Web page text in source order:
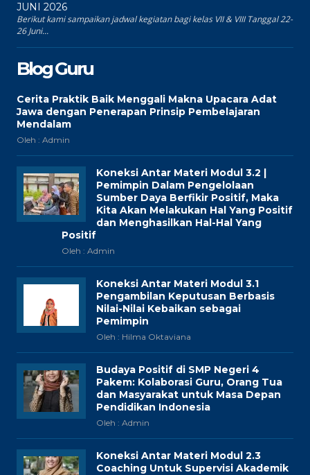
JUNI 2026
Berikut kami sampaikan jadwal kegiatan bagi kelas VII & VIII Tanggal 22-
26 Juni...
Blog Guru
Cerita Praktik Baik Menggali Makna Upacara Adat
Jawa dengan Penerapan Prinsip Pembelajaran
Mendalam
Oleh : Admin
Koneksi Antar Materi Modul 3.2 |
Pemimpin Dalam Pengelolaan
Sumber Daya Berfikir Positif, Maka
Kita Akan Melakukan Hal Yang Positif
dan Menghasilkan Hal-Hal Yang
Positif
Oleh : Admin
Koneksi Antar Materi Modul 3.1
Pengambilan Keputusan Berbasis
Nilai-Nilai Kebaikan sebagai
Pemimpin
Oleh : Hilma Oktaviana
Budaya Positif di SMP Negeri 4
Pakem: Kolaborasi Guru, Orang Tua
dan Masyarakat untuk Masa Depan
Pendidikan Indonesia
Oleh : Admin
Koneksi Antar Materi Modul 2.3
Coaching Untuk Supervisi Akademik